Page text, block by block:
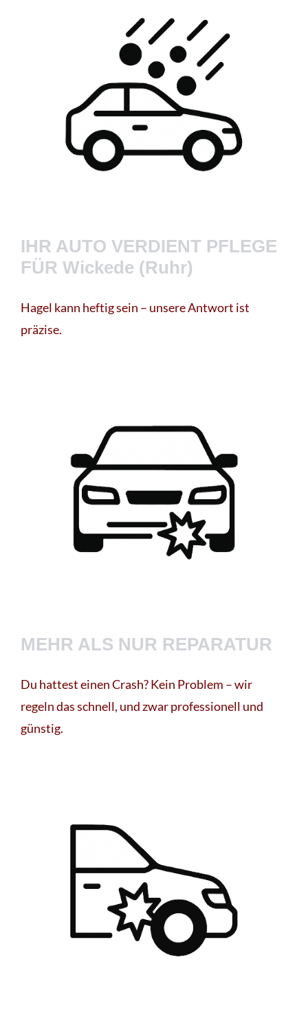
IHR AUTO VERDIENT PFLEGE
FÜR Wickede (Ruhr)
Hagel kann heftig sein – unsere Antwort ist
präzise.
MEHR ALS NUR REPARATUR
Du hattest einen Crash? Kein Problem – wir
regeln das schnell, und zwar professionell und
günstig.